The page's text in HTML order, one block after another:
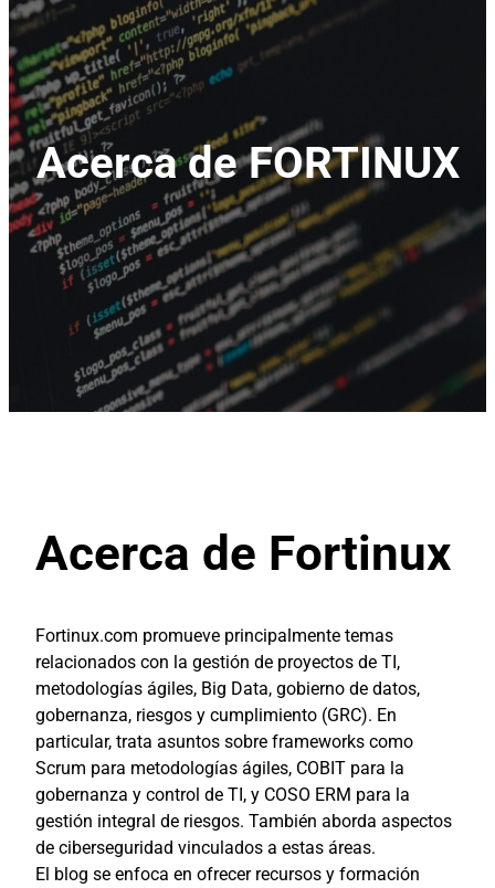
Acerca de FORTINUX
Acerca de Fortinux
Fortinux.com promueve principalmente temas
relacionados con la gestión de proyectos de TI,
metodologías ágiles, Big Data, gobierno de datos,
gobernanza, riesgos y cumplimiento (GRC). En
particular, trata asuntos sobre frameworks como
Scrum para metodologías ágiles, COBIT para la
gobernanza y control de TI, y COSO ERM para la
gestión integral de riesgos. También aborda aspectos
de ciberseguridad vinculados a estas áreas.
El blog se enfoca en ofrecer recursos y formación